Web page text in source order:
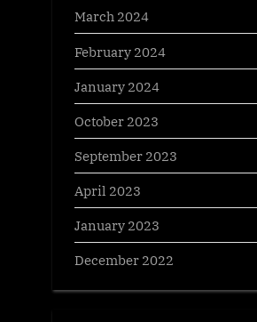
March 2024
February 2024
January 2024
October 2023
September 2023
April 2023
January 2023
December 2022